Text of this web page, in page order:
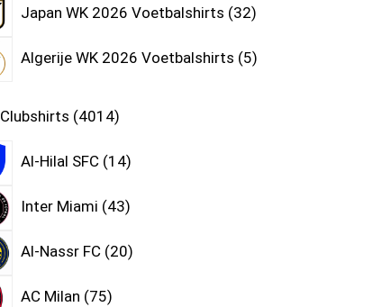
Japan WK 2026 Voetbalshirts 32
Algerije WK 2026 Voetbalshirts 5
Clubshirts 4014
Al-Hilal SFC 14
Inter Miami 43
Al-Nassr FC 20
AC Milan 75